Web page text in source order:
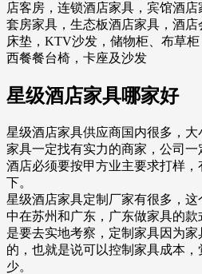
店客房，连锁酒店家具，宾馆酒
套房家具，生态板酒店家具，酒店
床垫，KTV沙发，储物柜、布草柜
西餐餐台椅，卡座及沙发
星级酒店家具哪家好
星级酒店家具供应商国内很多，
家具一定找有实力的商家，公司
酒店必须要按甲方业主要求打样
下。
星级酒店家具定制厂家有很多，
中在苏州和广东，广东做家具的
是要去实地考察，定制家具因为
的，也就是说可以控制家具成本
少。